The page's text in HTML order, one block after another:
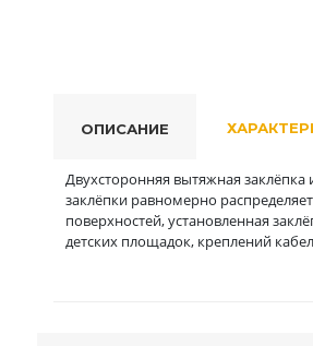
ОПИСАНИЕ
Двухсторонняя вытяжная
заклёпки равномерно
поверхностей, установленная
детских площадок, креплений